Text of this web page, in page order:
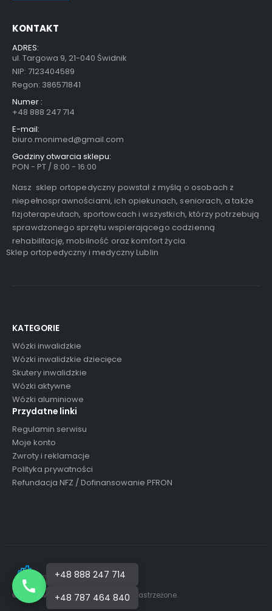
4,450.00
0
4,800.00
KONTAKT
ADRES:
ul. Targowa 9, 21-040 Świdnik
NIP: 7123404589
Regon: 386571841
Numer :
+48 888 247 714
E-mail:
biuro.monimed@gmail.com
Godziny otwarcia sklepu:
PON - PT / 8:00 - 16:00
Nasz sklep ortopedyczny powstał z myślą o osobach z
niepełnosprawnościami, ich opiekunach, seniorach, a także
fizjoterapeutach, sportowcach i wszystkich, którzy potrzebują
sprawdzonego sprzętu wspierającego codzienną
rehabilitację, mobilność oraz komfort życia.
Sklep ortopedyczny i medyczny Lublin
KATEGORIE
Wózki inwalidzkie
Wózki inwalidzkie dziecięce
Skutery inwalidzkie
Wózki aktywne
Wózki aluminiowe
Przydatne linki
Regulamin serwisu
Moje konto
Zwroty i reklamacje
Polityka prywatności
Refundacja NFZ / Dofinansowanie PFRON
© MONI-MED 2026 Wszelkie prawa zastrzeżone.
+48 888 247 714
+48 787 464 840